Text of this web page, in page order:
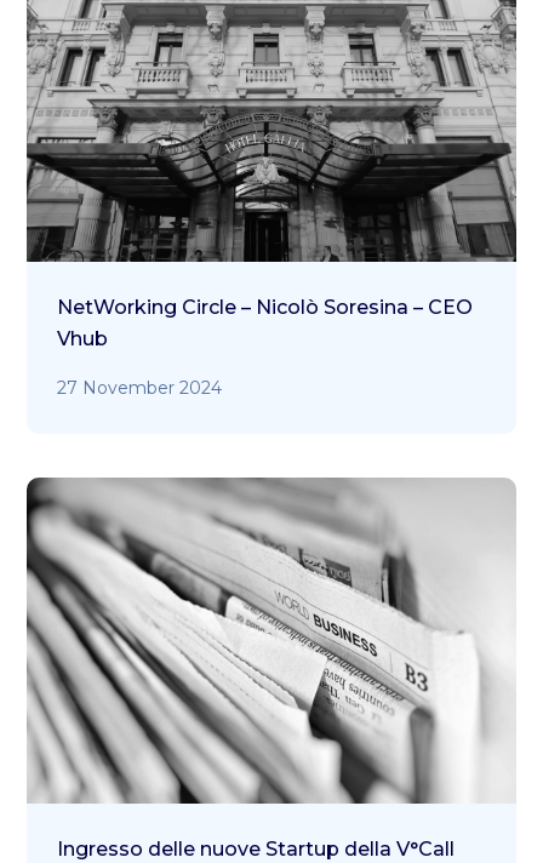
NetWorking Circle – Nicolò Soresina – CEO
Vhub
27 November 2024
Ingresso delle nuove Startup della V°Call